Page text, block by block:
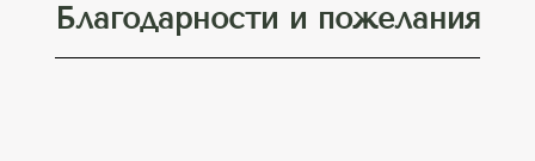
Благодарности и пожелания